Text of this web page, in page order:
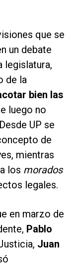
que se
un debate
legislatura,
de la
bien las
luego no
UP se
de
mientras
los morados
legales.
en marzo de
Pablo
Juan